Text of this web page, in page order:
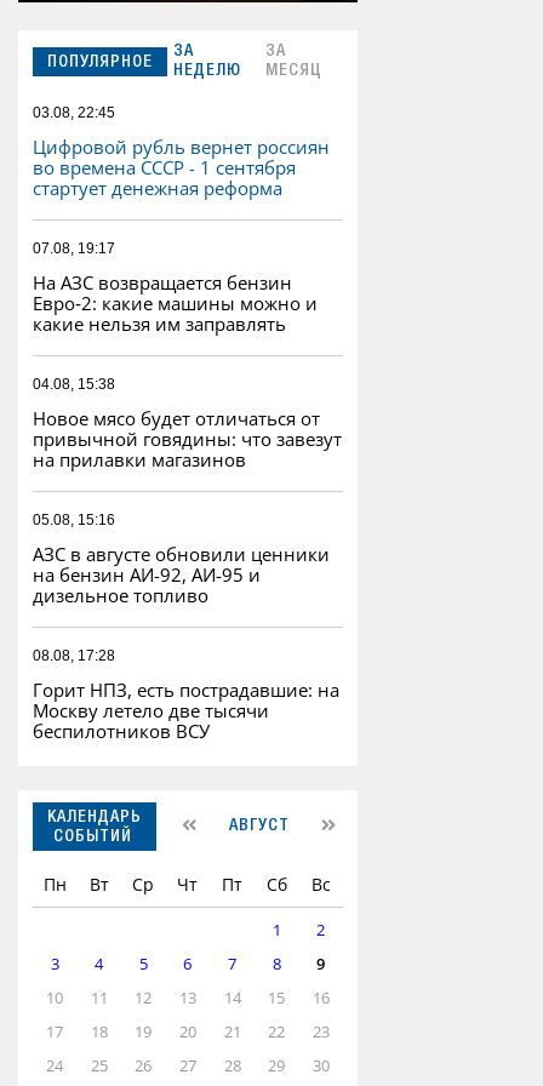
ПОПУЛЯРНОЕ
ЗА
НЕДЕЛЮ
ЗА
МЕСЯЦ
03.08, 22:45
Цифровой рубль вернет россиян
во времена СССР - 1 сентября
стартует денежная реформа
07.08, 19:17
На АЗС возвращается бензин
Евро‑2: какие машины можно и
какие нельзя им заправлять
04.08, 15:38
Новое мясо будет отличаться от
привычной говядины: что завезут
на прилавки магазинов
05.08, 15:16
АЗС в августе обновили ценники
на бензин АИ-92, АИ-95 и
дизельное топливо
08.08, 17:28
Горит НПЗ, есть пострадавшие: на
Москву летело две тысячи
беспилотников ВСУ
КАЛЕНДАРЬ
СОБЫТИЙ
АВГУСТ
Пн Вт Ср Чт Пт Сб Вс
1
2
3
4 5 6 7 8
9
10
11 12 13 14 15
16
17
18 19 20 21 22
23
24
25 26 27 28 29 30